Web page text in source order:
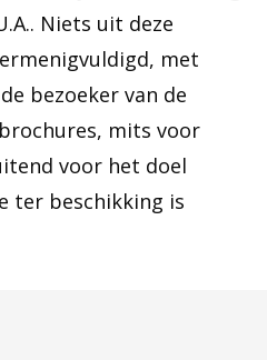
Niets uit deze
met
bezoeker van de
mits voor
voor het doel
ter beschikking is